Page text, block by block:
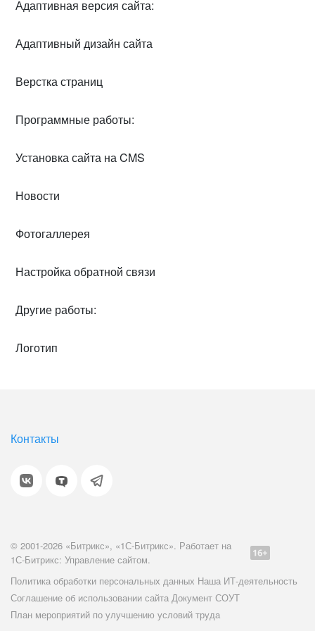
Адаптивная версия сайта:
Адаптивный дизайн сайта
Верстка страниц
Программные работы:
Установка сайта на CMS
Новости
Фотогаллерея
Настройка обратной связи
Другие работы:
Логотип
Контакты
© 2001-2026 «Битрикс», «1С-Битрикс». Работает на
1С-Битрикс: Управление сайтом.
Политика обработки персональных данных Наша ИТ-деятельность
Соглашение об использовании сайта Документ СОУТ
План мероприятий по улучшению условий труда